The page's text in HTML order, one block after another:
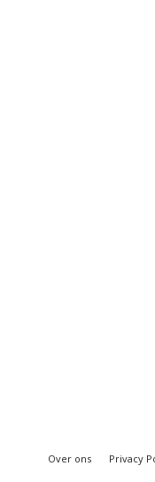
Over ons Privacy